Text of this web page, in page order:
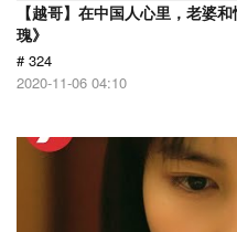
【越哥】在中国人心里，老婆
瑰》
# 324
2020-11-06 04:10